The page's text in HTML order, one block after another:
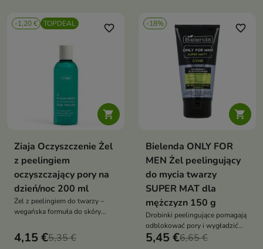
-1,20 € TOPDEAL

favorite_border
Ziaja Oczyszczenie Żel
z peelingiem
oczyszczający pory na
dzień/noc 200 ml
Żel z peelingiem do twarzy –
wegańska formuła do skóry
pory, redukuje sebum, działa
antybakteryjnie i złuszczająco
4,15 €5,35 €
-18%

favorite_border
Bielenda ONLY FOR
MEN Żel peelingujący
do mycia twarzy
SUPER MAT dla
mężczyzn 150 g
Drobinki peelingujące pomagają
odblokować pory i wygładzić
powierzchnię skóry,
5,45 €6,65 €